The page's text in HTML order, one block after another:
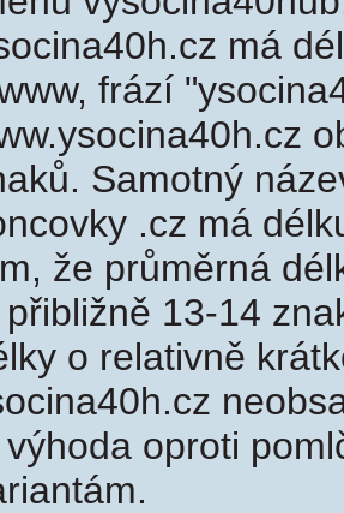
má
frází
Samotný
.cz má
že průměrná
přibližně 13-14
o relativně
výhoda oproti